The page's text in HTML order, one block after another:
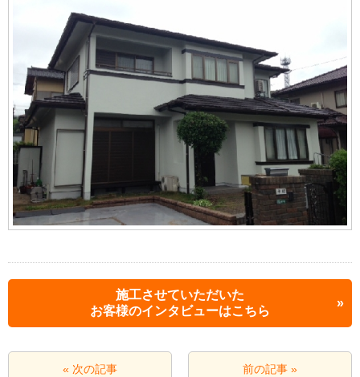
施工させていただいた
お客様のインタビューはこちら
« 次の記事 前の記事 »